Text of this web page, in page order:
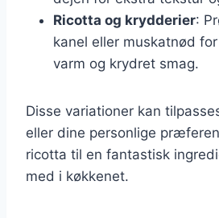
Ricotta og krydderier:
kanel eller muskatnød
varm og krydret smag.
Disse variationer kan
eller dine personlige
ricotta til en fantastisk
med i køkkenet.